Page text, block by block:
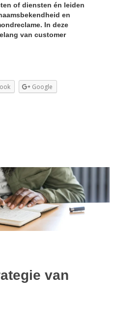
of diensten én leiden
en
In deze
van customer
Google
van